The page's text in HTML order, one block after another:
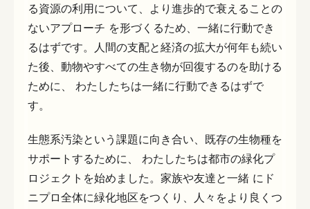
る資源の利用について、より進歩的で衰えることの
ないアプローチ を形づくるため、一緒に行動でき
るはずです。人間の支配と経済の拡大が何年も続い
た後、動物やすべての生き物が回復するのを助ける
ために、 わたしたちは一緒に行動できるはずで
す。
生態系汚染という課題に向き合い、既存の生物種を
サポートするために、 わたしたちは都市の緑化プ
ロジェクトを始めました。家族や友達と一緒 にド
ニプロ全体に緑化地区をつくり、人々をより良くつ